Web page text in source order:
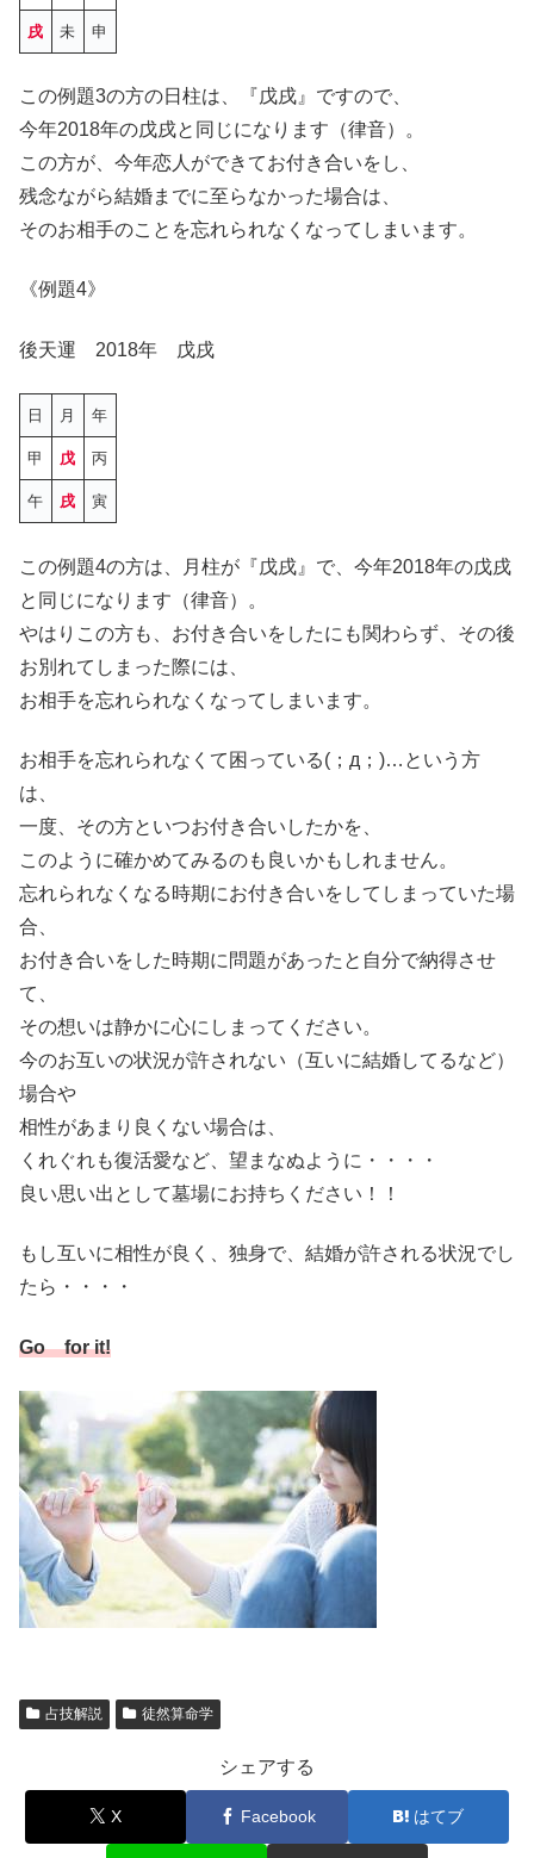
戌 未 申
この例題3の方の日柱は、『戊戌』ですので、
今年2018年の戊戌と同じになります（律音）。
この方が、今年恋人ができてお付き合いをし、
残念ながら結婚までに至らなかった場合は、
そのお相手のことを忘れられなくなってしまいます。
《例題4》
後天運 2018年 戊戌
日 月 年
甲 戊 丙
午 戌 寅
この例題4の方は、月柱が『戊戌』で、今年2018年の戊戌
と同じになります（律音）。
やはりこの方も、お付き合いをしたにも関わらず、その後
お別れてしまった際には、
お相手を忘れられなくなってしまいます。
お相手を忘れられなくて困っている(；д；)…という方
は、
一度、その方といつお付き合いしたかを、
このように確かめてみるのも良いかもしれません。
忘れられなくなる時期にお付き合いをしてしまっていた場
合、
お付き合いをした時期に問題があったと自分で納得させ
て、
その想いは静かに心にしまってください。
今のお互いの状況が許されない（互いに結婚してるなど）
場合や
相性があまり良くない場合は、
くれぐれも復活愛など、望まなぬように・・・・
良い思い出として墓場にお持ちください！！
もし互いに相性が良く、独身で、結婚が許される状況でし
たら・・・・
Go for it!
占技解説 徒然算命学
シェアする
X Facebook はてブ